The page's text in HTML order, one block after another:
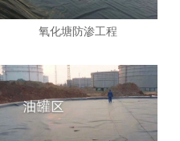
氧化塘防渗工程